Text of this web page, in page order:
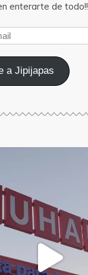
enterarte de todo!!
a Jipijapas